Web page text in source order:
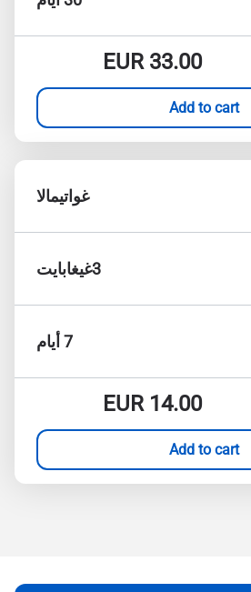
EUR33.00
Add to cart
غواتيمالا
3غيغابايت
7 أيام
EUR14.00
Add to cart